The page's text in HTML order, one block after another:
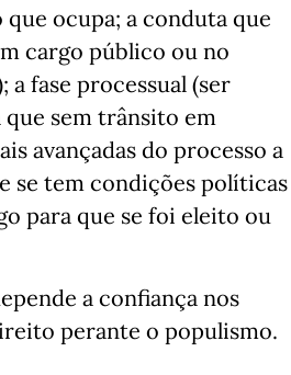
ocupa; a conduta que
cargo público ou no
fase processual (ser
sem trânsito em
avançadas do processo a
se tem condições políticas
para que se foi eleito ou
a confiança nos
perante o populismo.